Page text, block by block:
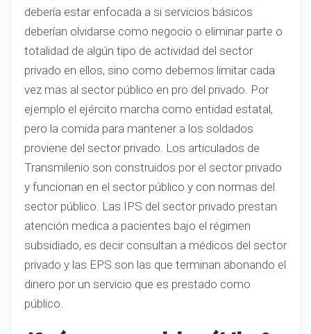
debería estar enfocada a si servicios básicos
deberían olvidarse como negocio o eliminar parte o
totalidad de algún tipo de actividad del sector
privado en ellos, sino como debemos limitar cada
vez mas al sector público en pro del privado. Por
ejemplo el ejército marcha como entidad estatal,
pero la comida para mantener a los soldados
proviene del sector privado. Los articulados de
Transmilenio son construidos por el sector privado
y funcionan en el sector público y con normas del
sector público. Las IPS del sector privado prestan
atención medica a pacientes bajo el régimen
subsidiado, es decir consultan a médicos del sector
privado y las EPS son las que terminan abonando el
dinero por un servicio que es prestado como
público.